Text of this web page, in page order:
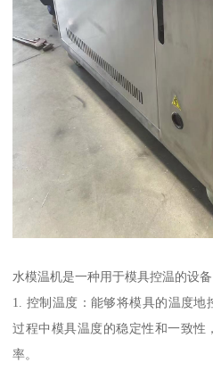
水模温机是一种用于模具控温的设
1. 控制温度：能够将模具的温度
过程中模具温度的稳定性和一致性
率。